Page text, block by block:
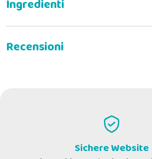
Crocchette gradite dal mio gatto con buoni
Sichere Website